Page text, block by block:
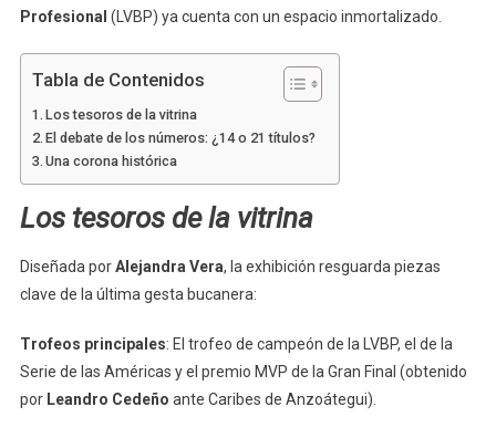
Profesional (LVBP) ya cuenta con un espacio inmortalizado.
Tabla de Contenidos
Los tesoros de la vitrina
El debate de los números: ¿14 o 21 títulos?
Una corona histórica
Los tesoros de la vitrina
Diseñada porAlejandra Vera, la exhibición resguarda piezas
clave de la última gesta bucanera:
Trofeos principales: El trofeo de campeón de la LVBP, el de la
Serie de las Américas y el premio MVP de la Gran Final (obtenido
porLeandro Cedeño ante Caribes de Anzoátegui).